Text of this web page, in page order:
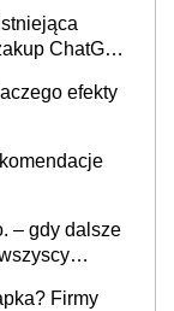
ChatGPT
efekty
– gdy dalsze
Firmy